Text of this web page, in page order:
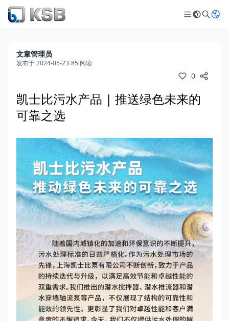
文章管理员
发布于 2024-05-23/85 阅读
0
凯士比污水产品 | 推送绿色未来的
可靠之选